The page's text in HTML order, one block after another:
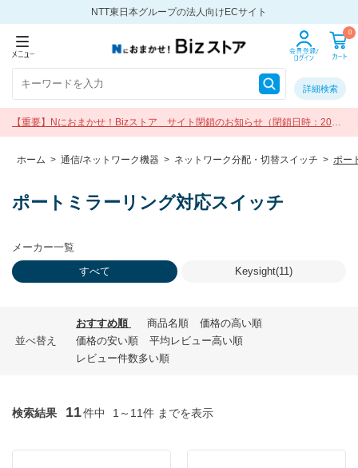
NTT東日本グループの法人向けECサイト
0
詳細検索
【重要】Nにおまかせ！Bizストア サイト閉鎖のお知らせ（閉鎖日時：2026
年9月30日 17:00）
ホーム > 通信/ネットワーク機器 > ネットワーク分配・切替スイッチ > ポー
ポートミラーリング対応スイッチ
メーカー一覧
すべて
Keysight(11)
並べ替え
おすすめ順 商品名順
価格の高い順
価格の安い順
平均レビュー高い順
レビュー件数多い順
検索結果 11件中 1～11件 までを表示